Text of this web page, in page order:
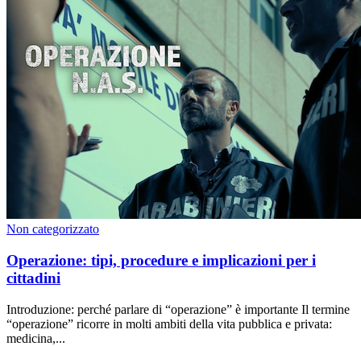
Non categorizzato
Operazione: tipi, procedure e implicazioni per i
cittadini
Introduzione: perché parlare di “operazione” è importante Il termine
“operazione” ricorre in molti ambiti della vita pubblica e privata:
medicina,...